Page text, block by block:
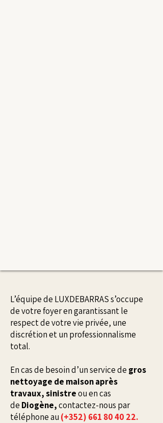
L’équipe de LUXDEBARRAS s’occupe
de votre foyer en garantissant le
respect de votre vie privée, une
discrétion et un professionnalisme
total.
En cas de besoin d’un service de gros
nettoyage de maison après
travaux, sinistreou en cas
de Diogène,contactez-nous par
téléphone au (+352) 661 80 40 22.